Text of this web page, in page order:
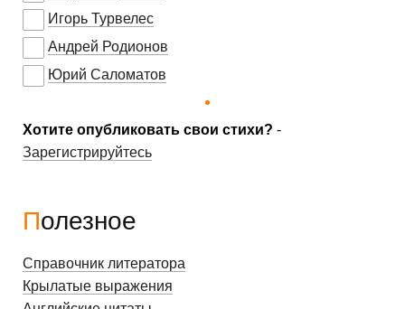
Игорь Турвелес
Андрей Родионов
Юрий Саломатов
Хотите опубликовать свои стихи? -
Зарегистрируйтесь
Полезное
Справочник литератора
Крылатые выражения